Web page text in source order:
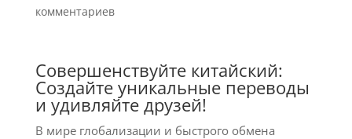
комментариев
Совершенствуйте китайский:
Создайте уникальные переводы
и удивляйте друзей!
В мире глобализации и быстрого обмена